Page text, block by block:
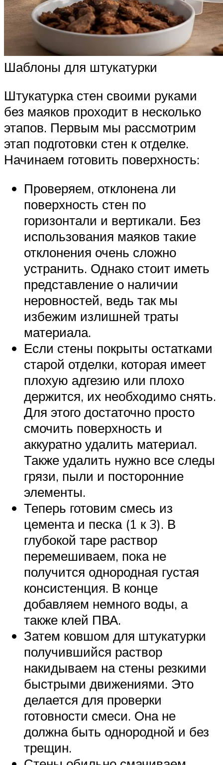
Шаблоны для штукатурки
Штукатурка стен своими руками
без маяков проходит в несколько
этапов. Первым мы рассмотрим
этап подготовки стен к отделке.
Начинаем готовить поверхность:
Проверяем, отклонена ли
поверхность стен по
горизонтали и вертикали. Без
использования маяков такие
отклонения очень сложно
устранить. Однако стоит иметь
представление о наличии
неровностей, ведь так мы
избежим излишней траты
материала.
Если стены покрыты остатками
старой отделки, которая имеет
плохую адгезию или плохо
держится, их необходимо снять.
Для этого достаточно просто
смочить поверхность и
аккуратно удалить материал.
Также удалить нужно все следы
грязи, пыли и посторонние
элементы.
Теперь готовим смесь из
цемента и песка (1 к 3). В
глубокой таре раствор
перемешиваем, пока не
получится однородная густая
консистенция. В конце
добавляем немного воды, а
также клей ПВА.
Затем ковшом для штукатурки
получившийся раствор
накидываем на стены резкими
быстрыми движениями. Это
делается для проверки
готовности смеси. Она не
должна быть однородной и без
трещин.